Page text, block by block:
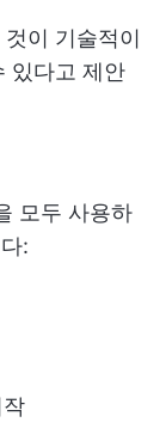
이 기술적이
있다고 제안
모두 사용하
: